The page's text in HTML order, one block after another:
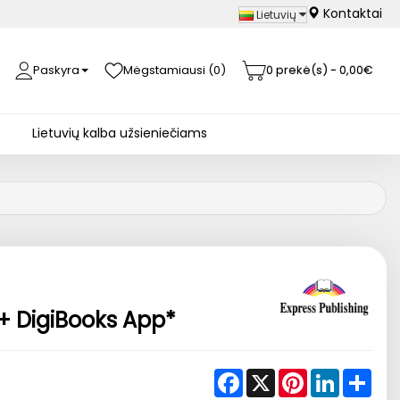
Lietuvių Kontaktai
Paskyra Mėgstamiausi (0) 0 prekė(s) - 0,00€
Lietuvių kalba užsieniečiams
DigiBooks App*
Facebook
X PinterestLinkedIn